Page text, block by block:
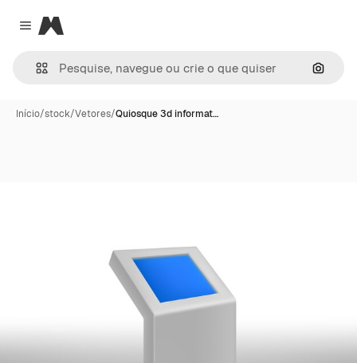
Close menu
Magnific
Início/stock/Vetores/Quiosque 3d informat…